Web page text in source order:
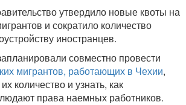
утвердило новые квоты на
и сократило количество
иностранцев.
совместно провести
мигрантов, работающих в Чехии,
количество и узнать, как
права наемных работников.